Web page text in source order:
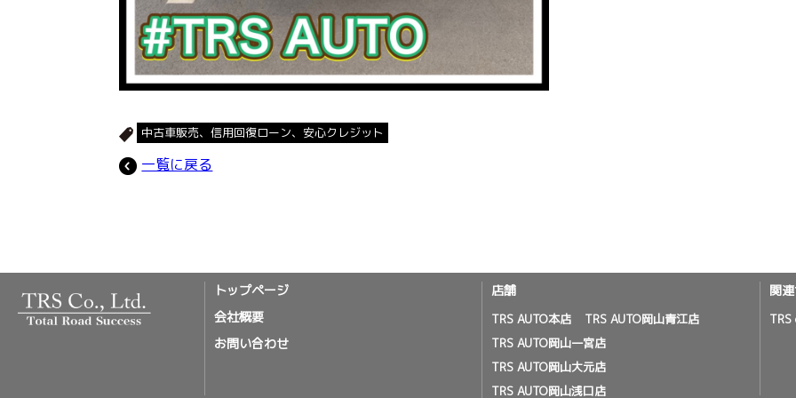
中古車販売、信用回復ローン、安心クレジット
一覧に戻る
トップページ
会社概要
お問い合わせ
店舗
TRS AUTO本店
TRS AUTO岡山青江店
TRS AUTO岡山一宮店
TRS AUTO岡山大元店
TRS AUTO岡山浅口店
関